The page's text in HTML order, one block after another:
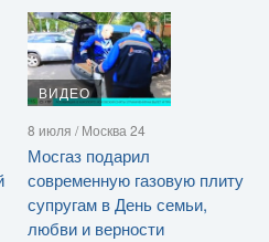
ВИДЕО
8 июля / Москва 24
Мосгаз подарил
современную газовую плиту
супругам в День семьи,
любви и верности